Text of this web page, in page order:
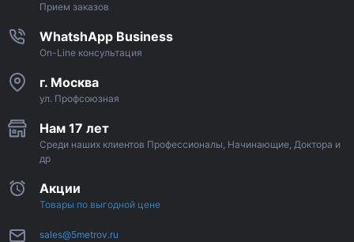
Прием заказов
WhatshApp Business
On-Line консультация
г. Москва
ул. Профсоюзная
Нам 17 лет
Среди наших клиентов Профессионалы, Начинающие, Доктора и
др
Акции
Товары по выгодной цене
sales@5metrov.ru